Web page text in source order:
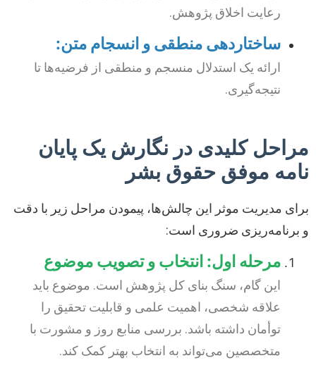
رعایت اخلاق پژوهش.
ساختاردهی منطقی و انسجام متن:
ارائه یک استدلال منسجم و منطقی از فرضیه‌ها تا
نتیجه‌گیری.
مراحل کلیدی در نگارش یک پایان
نامه موفق حقوق بشر
برای مدیریت موثر این چالش‌ها، پیمودن مراحل زیر با دقت
و برنامه‌ریزی ضروری است:
مرحله اول: انتخاب و تصویب موضوع
این گام، سنگ بنای کل پژوهش است. موضوع باید
علاقه شخصی، اهمیت علمی و قابلیت تحقیق را
توأمان داشته باشد. بررسی منابع روز و مشورت با
متخصصین می‌تواند به انتخاب بهتر کمک کند.